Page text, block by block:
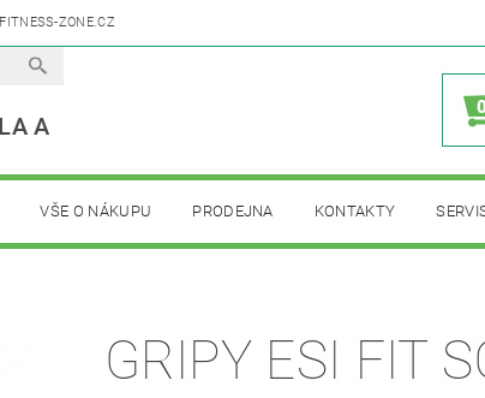
ZONE.CZ
A
0
VŠE O NÁKUPU PRODEJNA KONTAKTY
GRIPY ESI FIT